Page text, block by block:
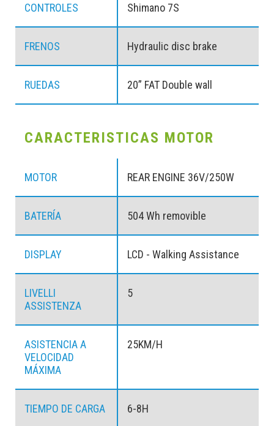
CONTROLES Shimano 7S
FRENOS Hydraulic disc brake
RUEDAS 20” FAT Double wall
CARACTERISTICAS MOTOR
MOTOR REAR ENGINE 36V/250W
BATERÍA 504 Wh removible
DISPLAY LCD - Walking Assistance
LIVELLI
ASSISTENZA
5
ASISTENCIA A
VELOCIDAD
MÁXIMA
25KM/H
TIEMPO DE CARGA 6-8H